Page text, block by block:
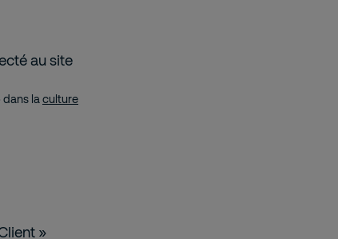
au site
dans la culture
»